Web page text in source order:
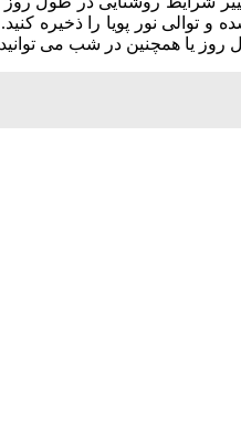
نور پویا را ذخیره
یا همچنین در شب می